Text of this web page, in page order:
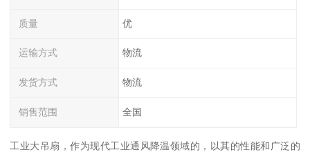
质量 优
运输方式 物流
发货方式 物流
销售范围 全国
工业大吊扇，作为现代工业通风降温领域的，以其的性能和广泛的